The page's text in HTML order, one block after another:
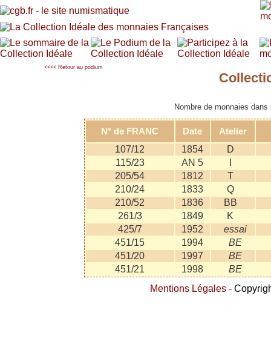
<<<< Retour au podium
Nombre de monnaies
N° de FRANC Date
Atelier
107/12
1854
D
115/23
AN 5
205/54
1812
T
210/24
1833
Q
210/52
1836
BB
261/3
1849
K
425/7
1952
essai
451/15
1994
BE
451/20
1997
BE
451/21
1998
BE
Mentions Légales -